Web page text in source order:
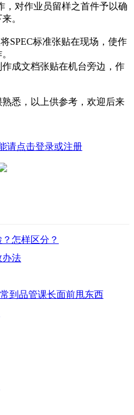
，对作业员留样之首件予以确
。
SPEC标准张贴在现场，使作
成文档张贴在机台旁边，作
悉，以上供参考，欢迎后来
请点击登录或注册
怎样区分？
办法
到品管课长面前甩东西